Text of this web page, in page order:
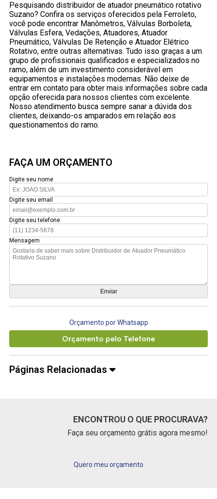
Pesquisando distribuidor de atuador pneumático rotativo
Suzano? Confira os serviços oferecidos pela Ferroleto,
você pode encontrar Manômetros, Válvulas Borboleta,
Válvulas Esfera, Vedações, Atuadores, Atuador
Pneumático, Válvulas De Retenção e Atuador Elétrico
Rotativo, entre outras alternativas. Tudo isso graças a um
grupo de profissionais qualificados e especializados no
ramo, além de um investimento considerável em
equipamentos e instalações modernas. Não deixe de
entrar em contato para obter mais informações sobre cada
opção oferecida para nossos clientes com excelente.
Nosso atendimento busca sempre sanar a dúvida dos
clientes, deixando-os amparados em relação aos
questionamentos do ramo.
FAÇA UM ORÇAMENTO
Digite seu nome
Digite seu email
Digite seu telefone
Mensagem
Orçamento por Whatsapp
Orçamento pelo Telefone
Páginas Relacionadas
ENCONTROU O QUE PROCURAVA?
Faça seu orçamento grátis agora mesmo!
Quero meu orçamento